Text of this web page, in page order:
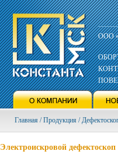
ООО
Главная / Продукция /
Электроискровой